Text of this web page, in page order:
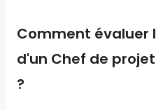
Comment évaluer
d'un Chef de
?